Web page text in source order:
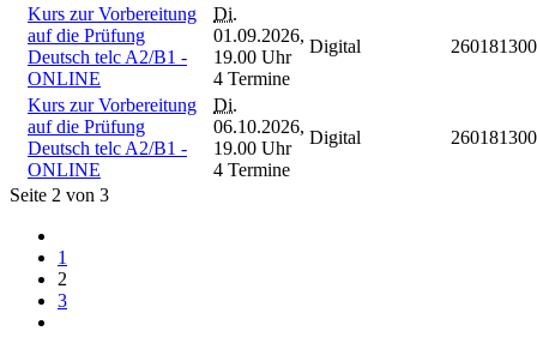
Kurs zur Vorbereitung
auf die Prüfung
Deutsch telc A2/B1 -
ONLINE
Di.
01.09.2026,
19.00 Uhr
4 Termine
Digital
Kurs zur Vorbereitung
auf die Prüfung
Deutsch telc A2/B1 -
ONLINE
Di.
06.10.2026,
19.00 Uhr
4 Termine
Digital
Seite 2 von 3
1
2
3